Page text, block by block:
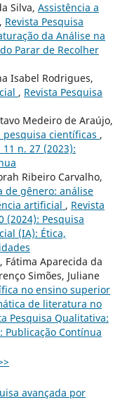
Silva, Assistência a
, Revista Pesquisa
da Análise na
Parar de Recolher
Isabel Rodrigues,
, Revista Pesquisa
Medeiro de Araújo,
científicas ,
n. 27 (2023):
Ribeiro Carvalho,
de gênero: análise
artificial , Revista
(2024): Pesquisa
(IA): Ética,
Fátima Aparecida da
Simões, Juliane
no ensino superior
de literatura no
Pesquisa Qualitativa:
Publicação Contínua
avançada por